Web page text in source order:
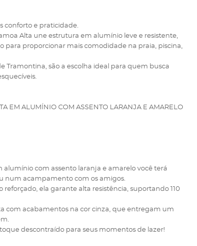
conforto e praticidade.
Alta une estrutura em alumínio leve e resistente,
para proporcionar mais comodidade na praia, piscina,
Tramontina, são a escolha ideal para quem busca
EM ALUMÍNIO COM ASSENTO LARANJA E AMARELO
com assento laranja e amarelo você terá
num acampamento com os amigos.
ela garante alta resistência, suportando 110
com acabamentos na cor cinza, que entregam um
descontraído para seus momentos de lazer!